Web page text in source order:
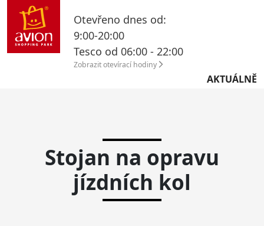
Otevřeno dnes od:
9:00-20:00
Tesco od 06:00 - 22:00
Zobrazit otevírací hodiny
AKTUÁLNĚ
Stojan na opravu
jízdních kol